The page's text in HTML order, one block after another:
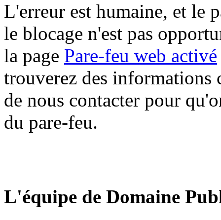
L'erreur est humaine, et le
le blocage n'est pas
la page Pare-feu web activé
trouverez des informations
de nous contacter pour
du pare-feu.
L'équipe de Domaine